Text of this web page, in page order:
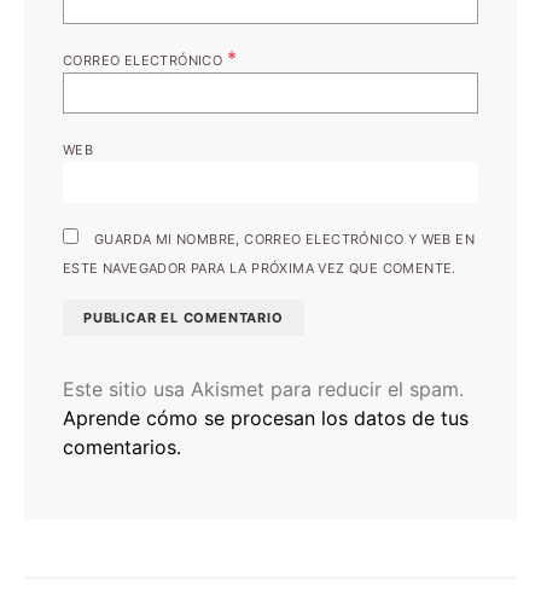
CORREO ELECTRÓNICO *
WEB
GUARDA MI NOMBRE, CORREO ELECTRÓNICO Y WEB EN
ESTE NAVEGADOR PARA LA PRÓXIMA VEZ QUE COMENTE.
Este sitio usa Akismet para reducir el spam.
Aprende cómo se procesan los datos de tus
comentarios.